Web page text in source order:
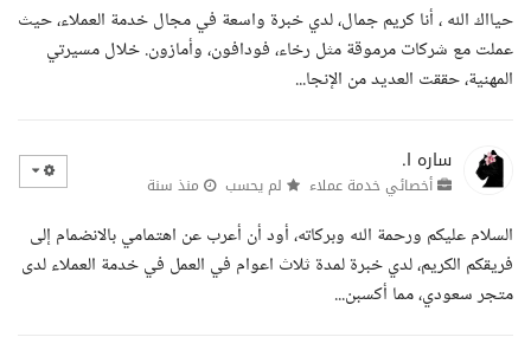
حيااك الله ، أنا كريم جمال، لدي خبرة واسعة في مجال خدمة العملاء، حيث
عملت مع شركات مرموقة مثل رخاء، فودافون، وأمازون. خلال مسيرتي
المهنية، حققت العديد من الإنجا...
ساره ا.
أخصائي خدمة عملاء لم يحسب منذ سنة
السلام عليكم ورحمة الله وبركاته، أود أن أعرب عن اهتمامي بالانضمام إلى
فريقكم الكريم، لدي خبرة لمدة ثلاث اعوام في العمل في خدمة العملاء لدى
متجر سعودي، مما أكسبن...